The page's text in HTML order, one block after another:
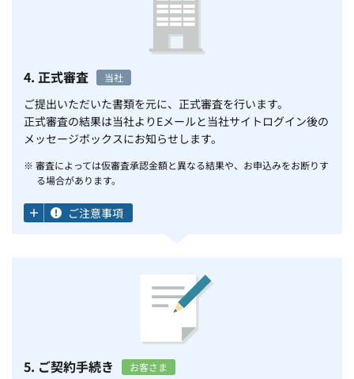
4. 正式審査 当社
ご提出いただいた書類を元に、正式審査を行います。
正式審査の結果は当社よりEメールと当社サイトログイン後の
メッセージボックスにお知らせします。
※ 審査によっては仮審査承認金額と異なる結果や、お申込みをお断りす
る場合があります。
ご注意事項
5. ご契約手続き お客さま